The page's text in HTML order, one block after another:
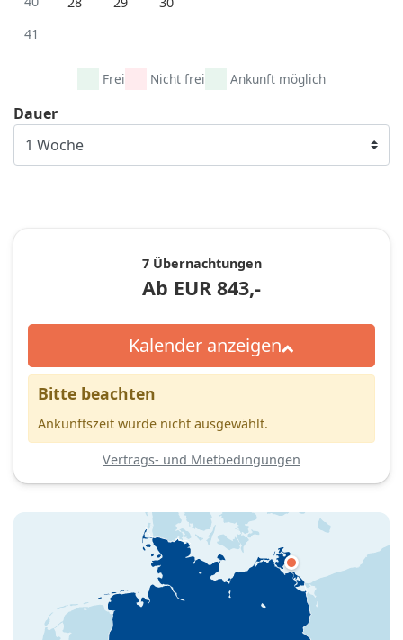
41
Frei Nicht frei Ankunft möglich
Dauer
7 Übernachtungen
Ab EUR 843,-
Kalender anzeigen
Bitte beachten
Ankunftszeit wurde nicht ausgewählt.
Vertrags- und Mietbedingungen